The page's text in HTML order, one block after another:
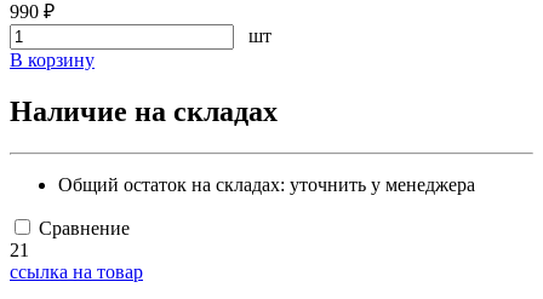
990 ₽
шт
В корзину
Наличие на складах
Общий остаток на складах: уточнить у менеджера
Сравнение
21
ссылка на товар